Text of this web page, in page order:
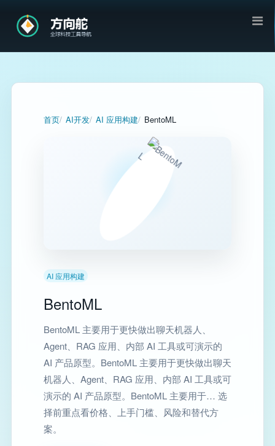
首页 AI开发 AI 应用构建 BentoML
AI 应用构建
BentoML
BentoML 主要用于更快做出聊天机器人、
Agent、RAG 应用、内部 AI 工具或可演示的
AI 产品原型。BentoML 主要用于更快做出聊天
机器人、Agent、RAG 应用、内部 AI 工具或可
演示的 AI 产品原型。BentoML 主要用于… 选
择前重点看价格、上手门槛、风险和替代方
案。